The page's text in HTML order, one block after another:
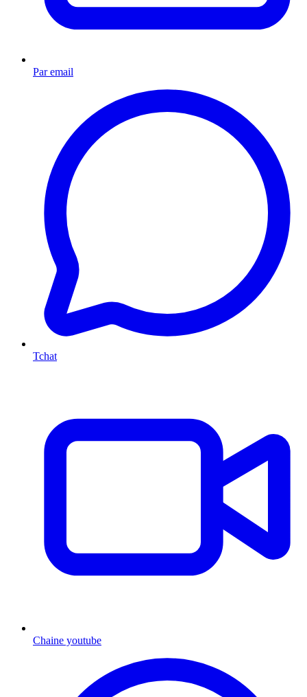
Par email
Tchat
Chaine youtube